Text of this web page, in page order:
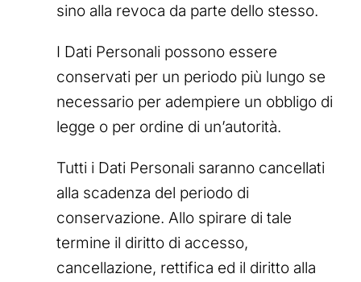
sino alla revoca da parte dello stesso.
I Dati Personali possono essere
conservati per un periodo più lungo se
necessario per adempiere un obbligo di
legge o per ordine di un’autorità.
Tutti i Dati Personali saranno cancellati
alla scadenza del periodo di
conservazione. Allo spirare di tale
termine il diritto di accesso,
cancellazione, rettifica ed il diritto alla